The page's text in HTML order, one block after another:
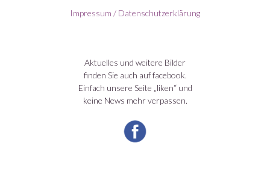
Impressum / Datenschutzerklärung
Aktuelles und weitere Bilder
finden Sie auch auf facebook.
Einfach unsere Seite „liken“ und
keine News mehr verpassen.